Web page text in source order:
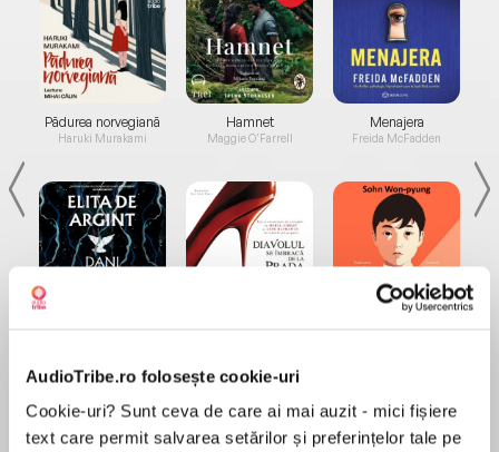
AudioTribe.ro folosește cookie-uri
Cookie-uri? Sunt ceva de care ai mai auzit - mici fișiere
text care permit salvarea setărilor și preferințelor tale pe
Pădurea norvegiană
Haruki Murakami
Hamnet
Maggie O'Farrell
Menajera
Freida McFadden